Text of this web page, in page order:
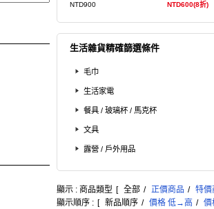
NTD900
NTD600(8折)
生活雜貨精確篩選條件
毛巾
生活家電
餐具 / 玻璃杯 / 馬克杯
文具
露營 / 戶外用品
顯示 : 商品類型 [ 全部 / 正價商品 / 特價
顯示順序 : [ 新品順序 / 價格 低→高 /